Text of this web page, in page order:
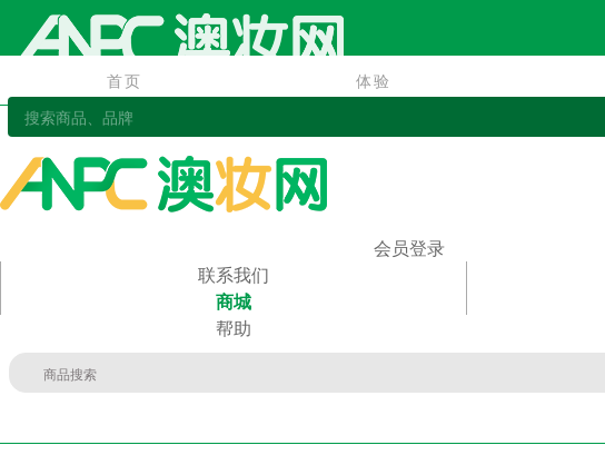
首页 体验
首页
会员登录
联系我们
商城
帮助